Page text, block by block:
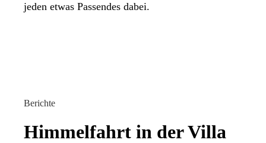
jeden etwas Passendes dabei.
Berichte
Himmelfahrt in der Villa